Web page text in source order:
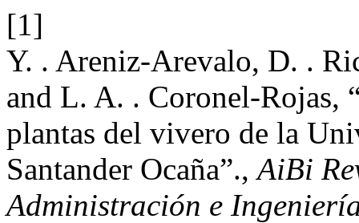
[1]
Y. . Areniz-Arevalo, D. .
and L. A. . Coronel-Rojas,
plantas del vivero de la
Santander Ocaña”.,AiBi
Administración e